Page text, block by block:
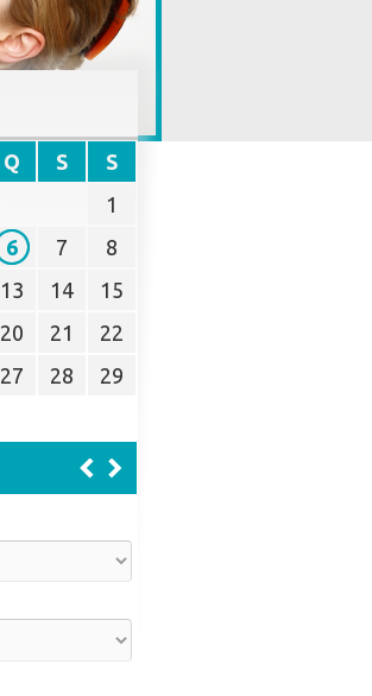
Q S
S
1
6 7
8
13 14
15
20 21
22
27 28
29